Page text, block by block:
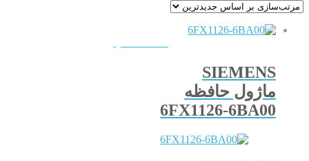
SIEMENS
ماژول حافظه
6FX1126-6BA00